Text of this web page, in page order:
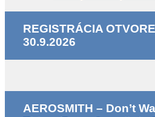
REGISTRÁCIA
30.9.2026
AEROSMITH – Don’t